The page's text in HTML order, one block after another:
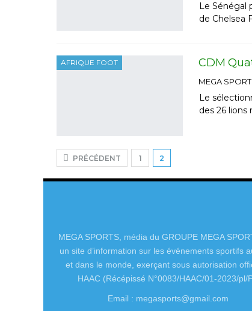
Le Sénégal
de Chelsea
AFRIQUE FOOT CDM
Le
des 26 lions
PRÉCÉDENT 1 2
MEGA SPORTS, média du GROUPE MEGA
un site d’information sur les événements sportifs
et dans le monde, exerçant sous autorisation
HAAC (Récépissé N°0083/HAAC/01-2023/pl/
Email : megasports@gmail.com